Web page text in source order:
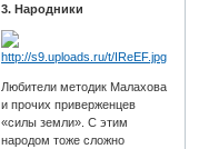
3. Народники
Любители методик Малахова
и прочих приверженцев
«силы земли». С этим
народом тоже сложно